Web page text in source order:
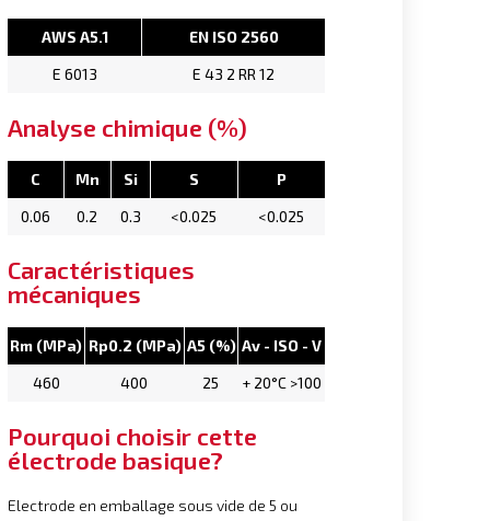
AWS A5.1
EN ISO 2560
E 6013
E 43 2 RR 12
Analyse chimique (%)
C Mn Si S
P
0.06
0.2 0.3 <0.025 <0.025
Caractéristiques
mécaniques
Rm (MPa) Rp0.2 (MPa) A5 (%) Av - ISO - V
460
400 25 + 20°C >100
Pourquoi choisir cette
électrode basique?
Electrode en emballage sous vide de 5 ou